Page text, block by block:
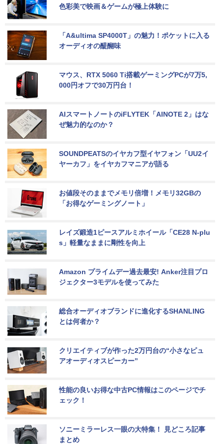
色彩美で映画＆ゲームが極上体験に
「A&ultima SP4000T」の魅力！ポケットに入る
オーディオの醍醐味
マウス、RTX 5060 Ti搭載ゲーミングPCが7万5,
000円オフで30万円台！
AIスマートノートのiFLYTEK「AINOTE 2」はな
ぜ魅力的なのか？
SOUNDPEATSのイヤカフ型イヤフォン「UU2イ
ヤーカフ」をイヤカフマニアが語る
お値段そのままでメモリ倍増！メモリ32GBの
「お得なゲーミングノート」
レイズ鍛造1ピースアルミホイール「CE28 N-plu
s」軽量なままに剛性を向上
Amazon プライムデー過去最安! Anker注目プロ
ジェクター3モデルを使ってみた
総合オーディオブランドに進化するSHANLING
とは何者か？
クリエイティブが作った2万円台の“小さなピュ
アオーディオスピーカー”
性能の良いお得な中古PC情報はこのページでチ
ェック！
ソニーミラーレス一眼の大特集！ 見どころ記事
まとめ